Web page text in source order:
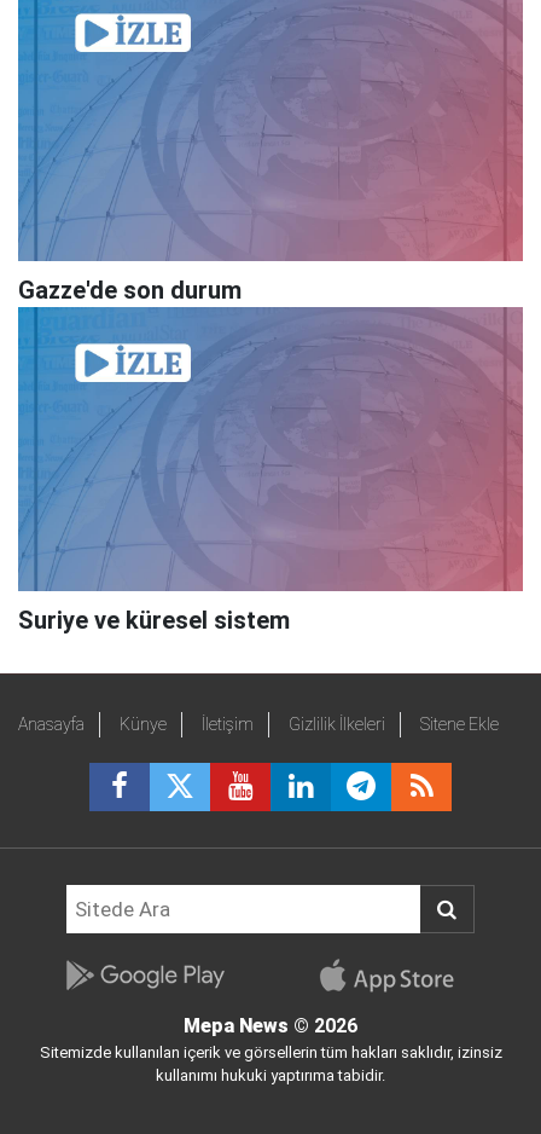
Gazze'de son durum
Suriye ve küresel sistem
Anasayfa Künye İletişim Gizlilik İlkeleri Sitene Ekle
Mepa News © 2026
Sitemizde kullanılan içerik ve görsellerin tüm hakları saklıdır, izinsiz
kullanımı hukuki yaptırıma tabidir.